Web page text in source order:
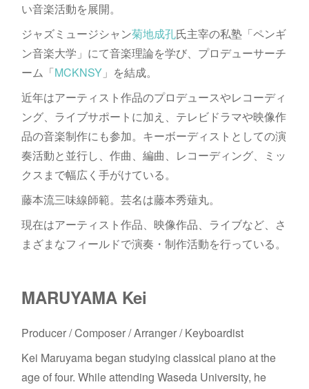
い音楽活動を展開。
ジャズミュージシャン菊地成孔氏主宰の私塾「ペンギ
ン音楽大学」にて音楽理論を学び、プロデューサーチ
ーム「MCKNSY」を結成。
近年はアーティスト作品のプロデュースやレコーディ
ング、ライブサポートに加え、テレビドラマや映像作
品の音楽制作にも参加。キーボーディストとしての演
奏活動と並行し、作曲、編曲、レコーディング、ミッ
クスまで幅広く手がけている。
藤本流三味線師範。芸名は藤本秀薙丸。
現在はアーティスト作品、映像作品、ライブなど、さ
まざまなフィールドで演奏・制作活動を行っている。
MARUYAMA Kei
Producer / Composer / Arranger / Keyboardist
Kei Maruyama began studying classical piano at the
age of four. While attending Waseda University, he